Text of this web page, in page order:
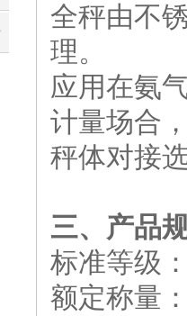
全秤由不
理。
应用在氨
计量场合
秤体对接
三、产品
标准等级
额定称量